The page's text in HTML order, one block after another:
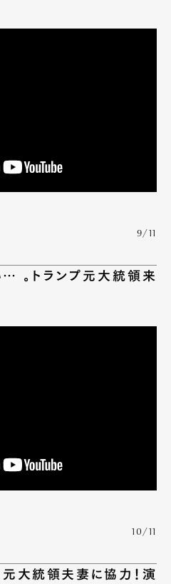
9/11
。トランプ元大統領来
10/11
大統領夫妻に協力！演